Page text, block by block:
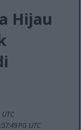
Hijau
PG UTC